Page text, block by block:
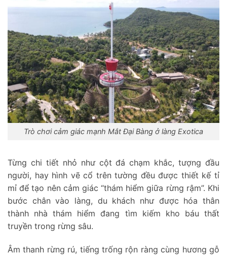
Trò chơi cảm giác mạnh Mắt Đại Bàng ở làng Exotica
Từng chi tiết nhỏ như cột đá chạm khắc, tượng đầu
người, hay hình vẽ cổ trên tường đều được thiết kế tỉ
mỉ để tạo nên cảm giác “thám hiểm giữa rừng rậm”. Khi
bước chân vào làng, du khách như được hóa thân
thành nhà thám hiểm đang tìm kiếm kho báu thất
truyền trong rừng sâu.
Âm thanh rừng rú, tiếng trống rộn ràng cùng hương gỗ